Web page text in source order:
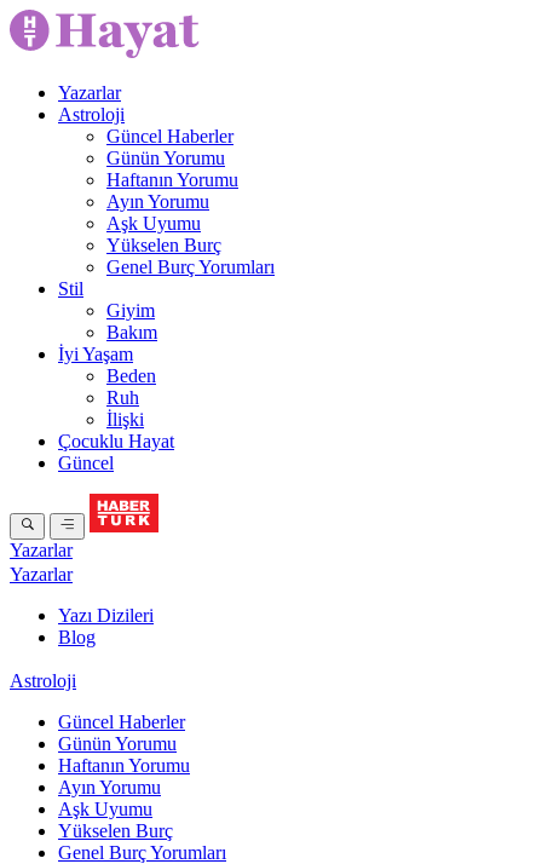
Yazarlar
Astroloji
Güncel Haberler
Günün Yorumu
Haftanın Yorumu
Ayın Yorumu
Aşk Uyumu
Yükselen Burç
Genel Burç Yorumları
Stil
Giyim
Bakım
İyi Yaşam
Beden
Ruh
İlişki
Çocuklu Hayat
Güncel
Yazarlar
Yazarlar
Yazı Dizileri
Blog
Astroloji
Güncel Haberler
Günün Yorumu
Haftanın Yorumu
Ayın Yorumu
Aşk Uyumu
Yükselen Burç
Genel Burç Yorumları